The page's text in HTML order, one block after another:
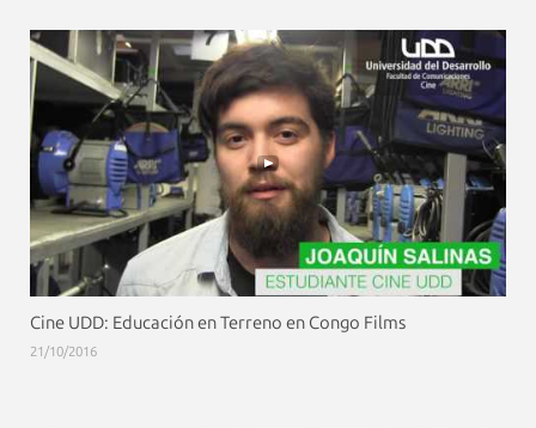
Cine UDD: Educación en Terreno en Congo Films
21/10/2016